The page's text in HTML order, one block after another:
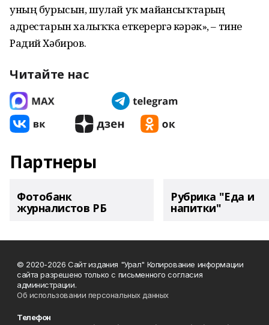
уның бурысын, шулай уҡ майҙансыҡтарҙың
адрестарын халыҡҡа еткерергә кәрәк», – тине
Радий Хәбиров.
Читайте нас
Партнеры
Фотобанк
журналистов РБ
Рубрика "Еда и
напитки"
© 2020-2026 Сайт издания "Урал" Копирование информации
сайта разрешено только с письменного согласия
администрации.
Об использовании персональных данных
Телефон